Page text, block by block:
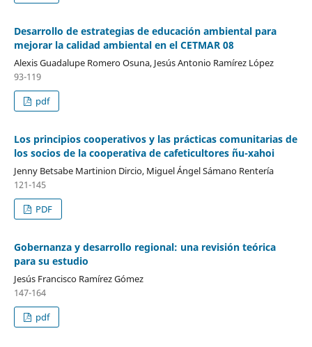
Desarrollo de estrategias de educación ambiental para
mejorar la calidad ambiental en el CETMAR 08
Alexis Guadalupe Romero Osuna, Jesús Antonio Ramírez López
93-119
pdf
Los principios cooperativos y las prácticas comunitarias de
los socios de la cooperativa de cafeticultores ñu-xahoi
Jenny Betsabe Martinion Dircio, Miguel Ángel Sámano Rentería
121-145
PDF
Gobernanza y desarrollo regional: una revisión teórica
para su estudio
Jesús Francisco Ramírez Gómez
147-164
pdf